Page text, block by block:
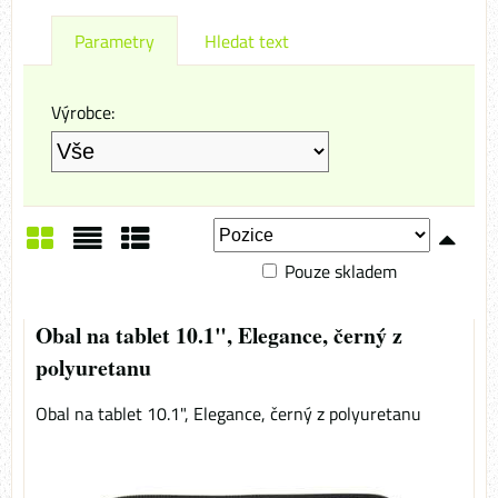
Parametry Hledat text
Výrobce:
Pouze skladem
Obal na tablet 10.1", Elegance, černý z
polyuretanu
Obal na tablet 10.1", Elegance, černý z polyuretanu